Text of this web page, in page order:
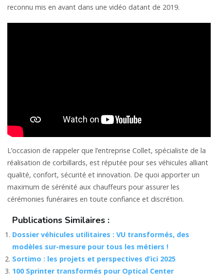
reconnu mis en avant dans une vidéo datant de 2019.
L’occasion de rappeler que l’entreprise Collet, spécialiste de la
réalisation de corbillards, est réputée pour ses véhicules alliant
qualité, confort, sécurité et innovation. De quoi apporter un
maximum de sérénité aux chauffeurs pour assurer les
cérémonies funéraires en toute confiance et discrétion.
Publications Similaires :
Dossier véhicules utilitaires : VU transformés, des
modèles sur-mesure pour tous les métiers !
Sortimo : les projets et perspectives d’ici 2025
100 Sprinter transformés pour Optical Center